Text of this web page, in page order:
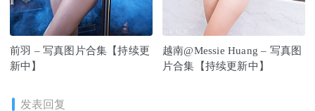
前羽 – 写真图片合集【持续更
新中】
越南@Messie Huang – 写真图
片合集【持续更新中】
发表回复